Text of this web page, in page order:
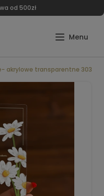
od 500zł
akrylowe transparentne 303